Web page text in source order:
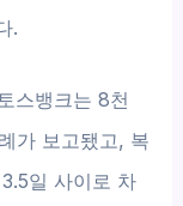
.
스뱅크는 8천
가 보고됐고, 복
일 사이로 차